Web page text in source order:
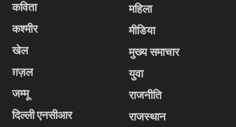
कविता
कश्मीर
खेल
ग़ज़ल
जम्मू
दिल्ली एनसीआर
महिला
मीडिया
मुख्य समाचार
युवा
राजनीति
राजस्थान